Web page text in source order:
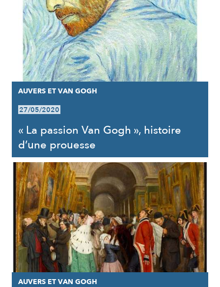
AUVERS ET VAN GOGH
27/05/2020
« La passion Van Gogh », histoire
d’une prouesse
AUVERS ET VAN GOGH